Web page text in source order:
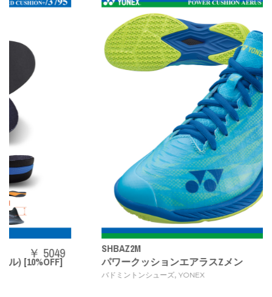
SHBAZ2M
パワークッションエアラスZメン
バドミントンシューズ,YONEX